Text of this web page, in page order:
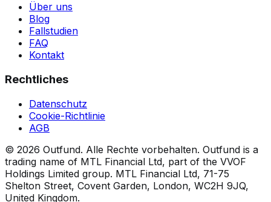
Über uns
Blog
Fallstudien
FAQ
Kontakt
Rechtliches
Datenschutz
Cookie-Richtlinie
AGB
© 2026 Outfund. Alle Rechte vorbehalten. Outfund is a
trading name of MTL Financial Ltd, part of the VVOF
Holdings Limited group. MTL Financial Ltd, 71-75
Shelton Street, Covent Garden, London, WC2H 9JQ,
United Kingdom.